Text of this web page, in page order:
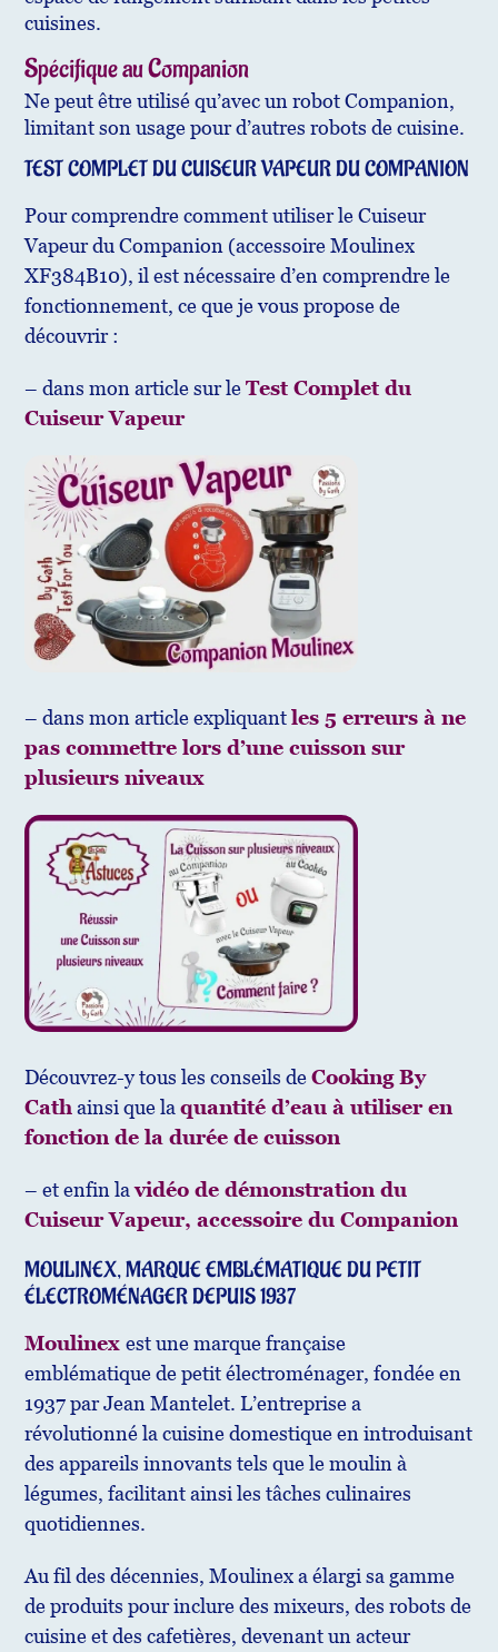
cuisines.
Spécifique au Companion
Ne peut être utilisé qu’avec un robot Companion,
limitant son usage pour d’autres robots de cuisine.
TEST COMPLET DU CUISEUR VAPEUR DU COMPANION
Pour comprendre comment utiliser le Cuiseur
Vapeur du Companion (accessoire Moulinex
XF384B10), il est nécessaire d’en comprendre le
fonctionnement, ce que je vous propose de
découvrir :
– dans mon article sur leTest Complet du
Cuiseur Vapeur
– dans mon article expliquantles 5 erreurs à ne
pas commettre lors d’une cuisson sur
plusieurs niveaux
Découvrez-y tous les conseils deCooking By
Cath ainsi que la quantité d’eau à utiliser en
fonction de la durée de cuisson
– et enfin lavidéo de démonstration du
Cuiseur Vapeur, accessoire du Companion
MOULINEX, MARQUE EMBLÉMATIQUE DU PETIT
ÉLECTROMÉNAGER DEPUIS 1937
Moulinex est une marque française
emblématique de petit électroménager, fondée en
1937 par Jean Mantelet. L’entreprise a
révolutionné la cuisine domestique en introduisant
des appareils innovants tels que le moulin à
légumes, facilitant ainsi les tâches culinaires
quotidiennes.
Au fil des décennies, Moulinex a élargi sa gamme
de produits pour inclure des mixeurs, des robots de
cuisine et des cafetières, devenant un acteur